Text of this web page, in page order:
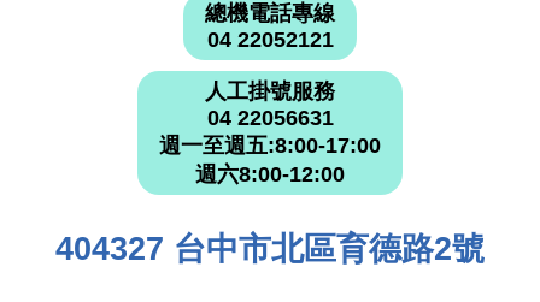
總機電話專線
04 22052121
人工掛號服務
04 22056631
週一至週五:8:00-17:00
週六8:00-12:00
404327 台中市北區育德路2號